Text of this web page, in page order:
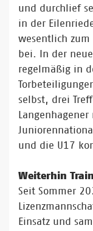
und durchlief
in der
wesentlich zum
bei. In der
regelmäßig in
selbst, drei
und die U17
Weiterhin
Seit Sommer
Einsatz und